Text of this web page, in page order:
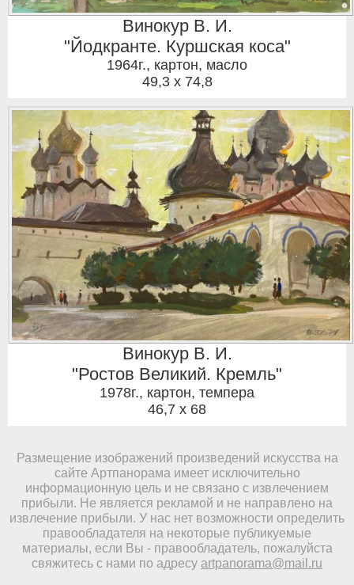
Винокур В. И.
"Йодкранте. Куршская коса"
1964г., картон, масло
49,3 x 74,8
Винокур В. И.
"Ростов Великий. Кремль"
1978г., картон, темпера
46,7 x 68
Размещение изображений произведений искусства на
сайте Артпанорама имеет исключительно
информационную цель и не связано с извлечением
прибыли. Не является рекламой и не направлено на
извлечение прибыли. У нас нет возможности определить
правообладателя на некоторые публикуемые
материалы, если Вы - правообладатель, пожалуйста
свяжитесь с нами по адресу artpanorama@mail.ru